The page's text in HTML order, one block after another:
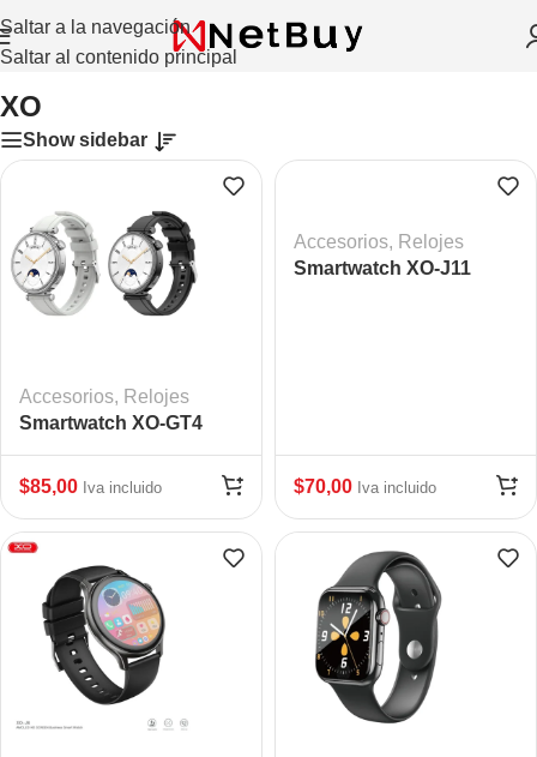
Saltar a la navegación
Saltar al contenido principal
Inicio/ XO
XO
Show sidebar
Accesorios, Relojes
Smartwatch XO-GT4
$85,00 Iva incluido
Accesorios, Relojes
Smartwatch XO-J11
$70,00 Iva incluido